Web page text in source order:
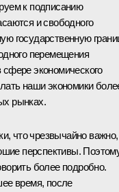
к подписанию
и свободного
государственную
перемещения
экономического
наши экономики
рынках.
что чрезвычайно важно,
перспективы.
более подробно.
время, после